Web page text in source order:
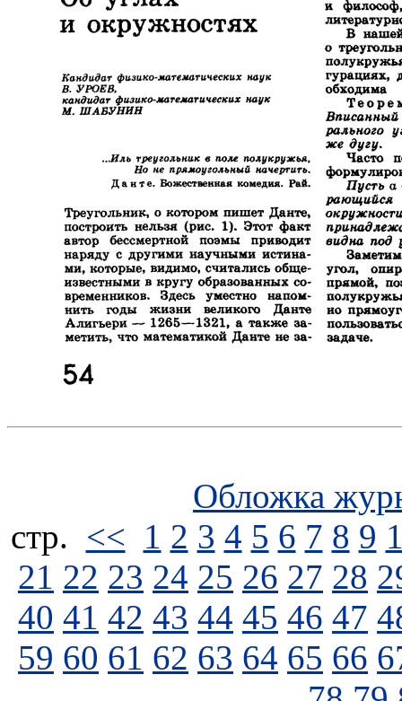
Обложка
стp. << 1 2 3 4 5 6 7 8 9
21 22 23 24 25 26 27 28
40 41 42 43 44 45 46 47
59 60 61 62 63 64 65 66